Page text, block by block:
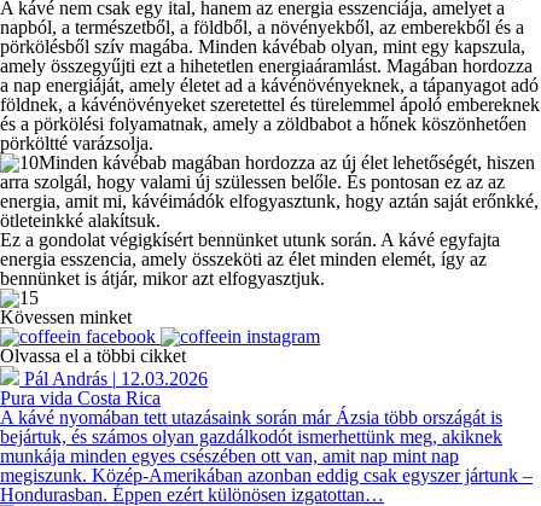
A kávé nem csak egy ital, hanem az energia esszenciája, amelyet a
napból, a természetből, a földből, a növényekből, az emberekből és a
pörkölésből szív magába. Minden kávébab olyan, mint egy kapszula,
amely összegyűjti ezt a hihetetlen energiaáramlást. Magában hordozza
a nap energiáját, amely életet ad a kávénövényeknek, a tápanyagot adó
földnek, a kávénövényeket szeretettel és türelemmel ápoló embereknek
és a pörkölési folyamatnak, amely a zöldbabot a hőnek köszönhetően
pörköltté varázsolja.
Minden kávébab magában hordozza az új élet lehetőségét, hiszen
arra szolgál, hogy valami új szülessen belőle. És pontosan ez az az
energia, amit mi, kávéimádók elfogyasztunk, hogy aztán saját erőnkké,
ötleteinkké alakítsuk.
Ez a gondolat végigkísért bennünket utunk során. A kávé egyfajta
energia esszencia, amely összeköti az élet minden elemét, így az
bennünket is átjár, mikor azt elfogyasztjuk.
Kövessen minket
Olvassa el a többi cikket
Pál András | 12.03.2026
Pura vida Costa Rica
A kávé nyomában tett utazásaink során már Ázsia több országát is
bejártuk, és számos olyan gazdálkodót ismerhettünk meg, akiknek
munkája minden egyes csészében ott van, amit nap mint nap
megiszunk. Közép-Amerikában azonban eddig csak egyszer jártunk –
Hondurasban. Éppen ezért különösen izgatottan…